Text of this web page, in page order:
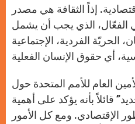
إذاً الثقافة هي مصدر
الفعّال، الذي يجب أن يشمل
الحريّة الفردية، الإجتماعية
العام للأمم المتحدة حول
قائلاً بأنه يؤكد على أهمية
الإقتصادي. ومع كل الأمور